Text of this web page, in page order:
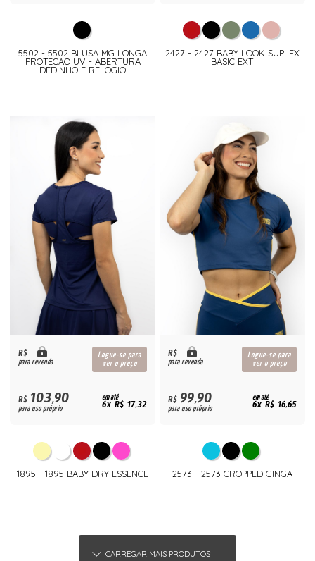
5502 - 5502 BLUSA MG LONGA
PROTECAO UV - ABERTURA
DEDINHO E RELOGIO
2427 - 2427 BABY LOOK SUPLEX
BASIC EXT
R$
para revenda
Logue-se para
ver o preço
R$103,90
para uso próprio
em até
6x R$ 17,32
1895 - 1895 BABY DRY ESSENCE
R$
para revenda
Logue-se para
ver o preço
R$99,90
para uso próprio
em até
6x R$ 16,65
2573 - 2573 CROPPED GINGA
CARREGAR MAIS PRODUTOS